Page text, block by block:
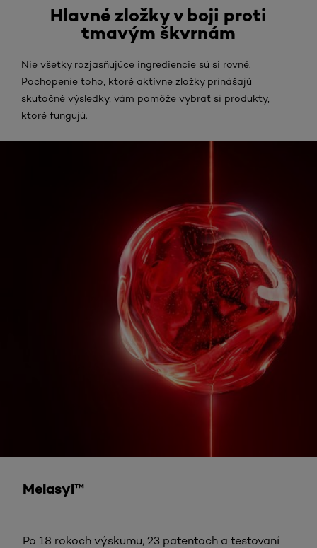
Hlavné zložky v boji proti
tmavým škvrnám
Nie všetky rozjasňujúce ingrediencie sú si rovné.
Pochopenie toho, ktoré aktívne zložky prinášajú
skutočné výsledky, vám pomôže vybrať si produkty,
ktoré fungujú.
Melasyl™
Po 18 rokoch výskumu, 23 patentoch a testovaní